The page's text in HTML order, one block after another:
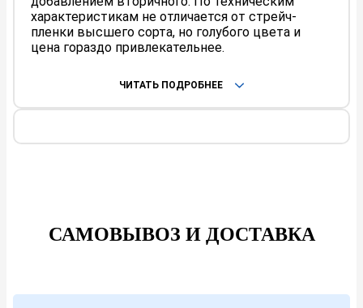
характеристикам не отличается от стрейч-
пленки высшего сорта, но голубого цвета и
цена гораздо привлекательнее.
ВТОРИЧНОГО СЫРЬЯ?
разлагаясь до 500 лет, попутно загрязняя собой почву
Немного фактов:
Согласитесь, гораздо лучше, если этот материал
ЧИТАТЬ ПОДРОБНЕЕ
САМОВЫВОЗ И ДОСТАВКА